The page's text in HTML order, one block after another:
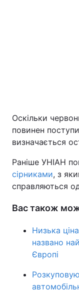
Оскільки
повинен
визначається
Раніше УНІАН
сірниками, з
справляються
Вас також
Низька
названо
Європі